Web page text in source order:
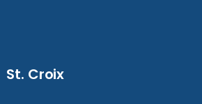
St. Croix